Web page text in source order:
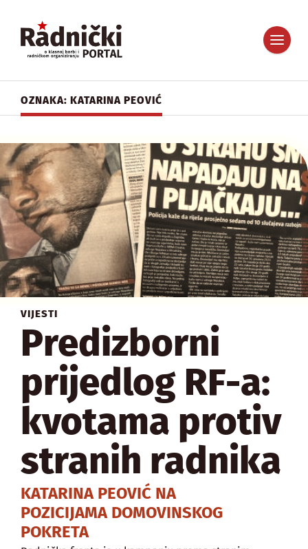
OZNAKA: KATARINA PEOVIĆ
VIJESTI
Predizborni
prijedlog RF-a:
kvotama protiv
stranih radnika
KATARINA PEOVIĆ NA
POZICIJAMA DOMOVINSKOG
POKRETA